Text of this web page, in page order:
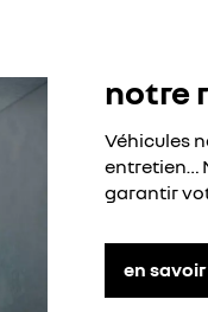
notre
Véhicules
entretien…
garantir
en